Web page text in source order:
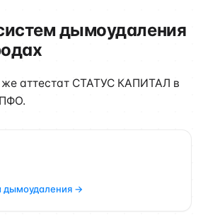
дымоудаления
же аттестат СТАТУС КАПИТАЛ в
дымоудаления →